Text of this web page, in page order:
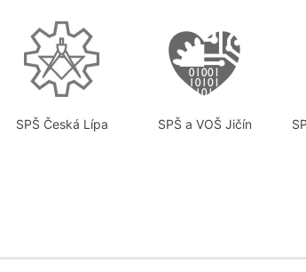
SPŠ Česká Lípa SPŠ a VOŠ Jičín